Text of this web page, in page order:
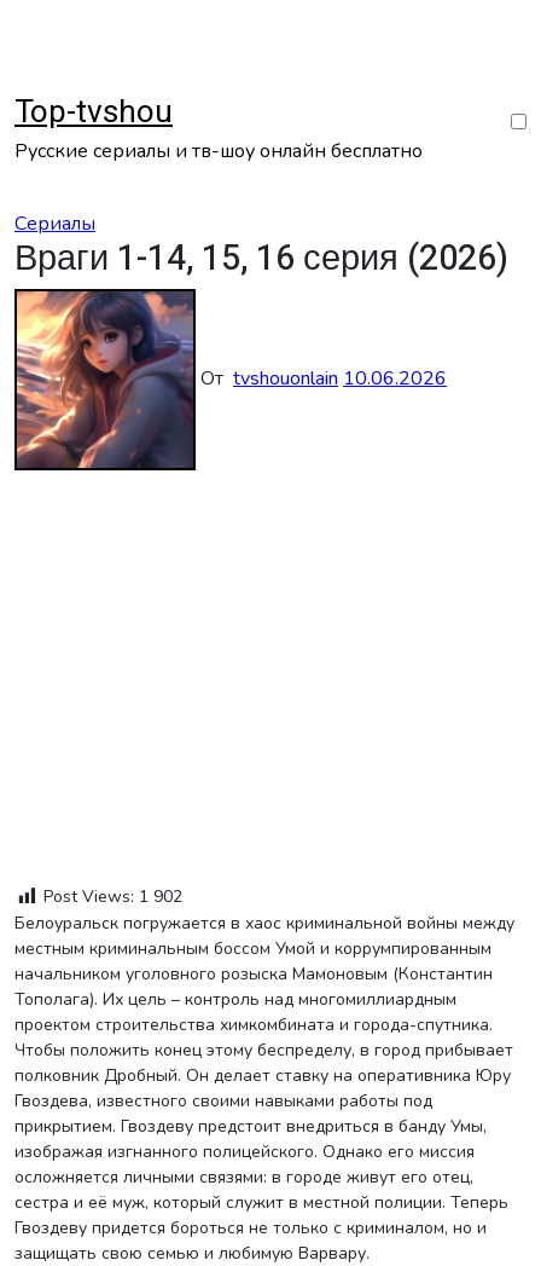
Top-tvshou
Русские сериалы и тв-шоу онлайн бесплатно
Сериалы
Враги 1-14, 15, 16 серия (2026)
От tvshouonlain 10.06.2026
Post Views: 1 902
Белоуральск погружается в хаос криминальной войны между
местным криминальным боссом Умой и коррумпированным
начальником уголовного розыска Мамоновым (Константин
Тополага). Их цель – контроль над многомиллиардным
проектом строительства химкомбината и города-спутника.
Чтобы положить конец этому беспределу, в город прибывает
полковник Дробный. Он делает ставку на оперативника Юру
Гвоздева, известного своими навыками работы под
прикрытием. Гвоздеву предстоит внедриться в банду Умы,
изображая изгнанного полицейского. Однако его миссия
осложняется личными связями: в городе живут его отец,
сестра и её муж, который служит в местной полиции. Теперь
Гвоздеву придется бороться не только с криминалом, но и
защищать свою семью и любимую Варвару.